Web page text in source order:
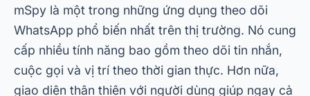
web chính thức và làm theo hướng dẫn cài đặt.
Sau khi thiết lập, bạn sẽ có thể theo dõi các cuộc
trò chuyện trên WhatsApp trực tiếp từ thiết bị
của mình. Ứng dụng này đặc biệt hữu ích cho các
bậc phụ huynh muốn đảm bảo an toàn trực tuyến